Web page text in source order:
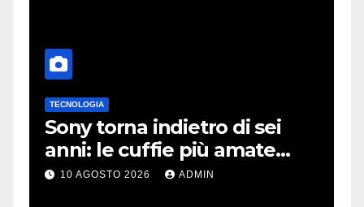
TECNOLOGIA
Sony torna indietro di sei
anni: le cuffie più amate
potrebbero rinascere
10 AGOSTO 2026 ADMIN